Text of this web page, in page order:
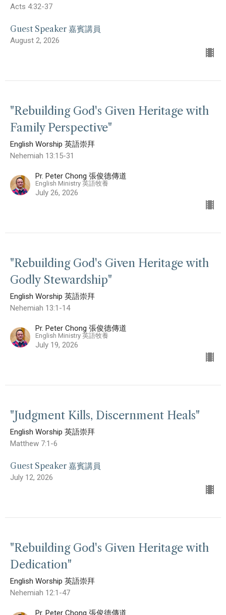
Acts 4:32-37
Guest Speaker 嘉賓講員
August 2, 2026
"Rebuilding God's Given Heritage with
Family Perspective"
English Worship 英語崇拜
Nehemiah 13:15-31
Pr. Peter Chong 張俊德傳道
English Ministry 英語牧養
July 26, 2026
"Rebuilding God's Given Heritage with
Godly Stewardship"
English Worship 英語崇拜
Nehemiah 13:1-14
Pr. Peter Chong 張俊德傳道
English Ministry 英語牧養
July 19, 2026
"Judgment Kills, Discernment Heals"
English Worship 英語崇拜
Matthew 7:1-6
Guest Speaker 嘉賓講員
July 12, 2026
"Rebuilding God's Given Heritage with
Dedication"
English Worship 英語崇拜
Nehemiah 12:1-47
Pr. Peter Chong 張俊德傳道